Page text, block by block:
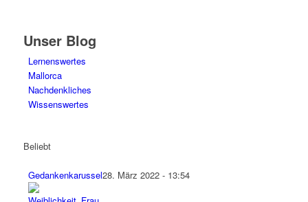
Unser Blog
Lernenswertes
Mallorca
Nachdenkliches
Wissenswertes
Beliebt
Gedankenkarussel28. März 2022 - 13:54